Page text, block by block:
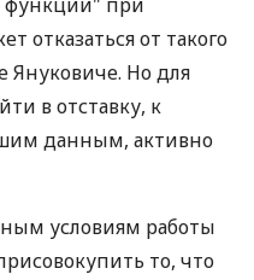
отказаться от такого
Януковиче. Но для
в отставку, к
данным, активно
условиям работы
то, что